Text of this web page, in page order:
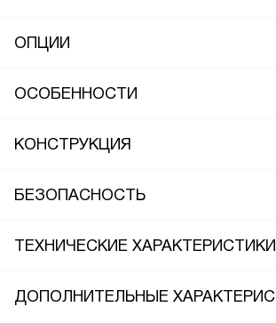
ОПЦИИ
ОСОБЕННОСТИ
КОНСТРУКЦИЯ
БЕЗОПАСНОСТЬ
ТЕХНИЧЕСКИЕ ХАРАКТЕРИСТИКИ
ДОПОЛНИТЕЛЬНЫЕ